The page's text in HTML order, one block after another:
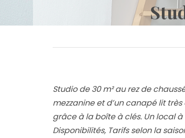
Studio de 30 m² au rez de
mezzanine et d’un canapé lit
grâce à la boîte à clés. Un local
Disponibilités, Tarifs selon la